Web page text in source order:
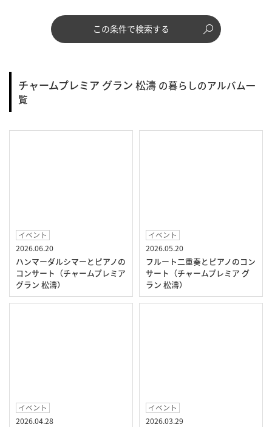
この条件で検索する
チャームプレミア グラン 松濤 の暮らしのアルバム一
覧
イベント
2026.06.20
ハンマーダルシマーとピアノの
コンサート（チャームプレミア
グラン 松濤）
イベント
2026.05.20
フルート二重奏とピアノのコン
サート（チャームプレミア グ
ラン 松濤）
イベント
2026.04.28
イベント
2026.03.29